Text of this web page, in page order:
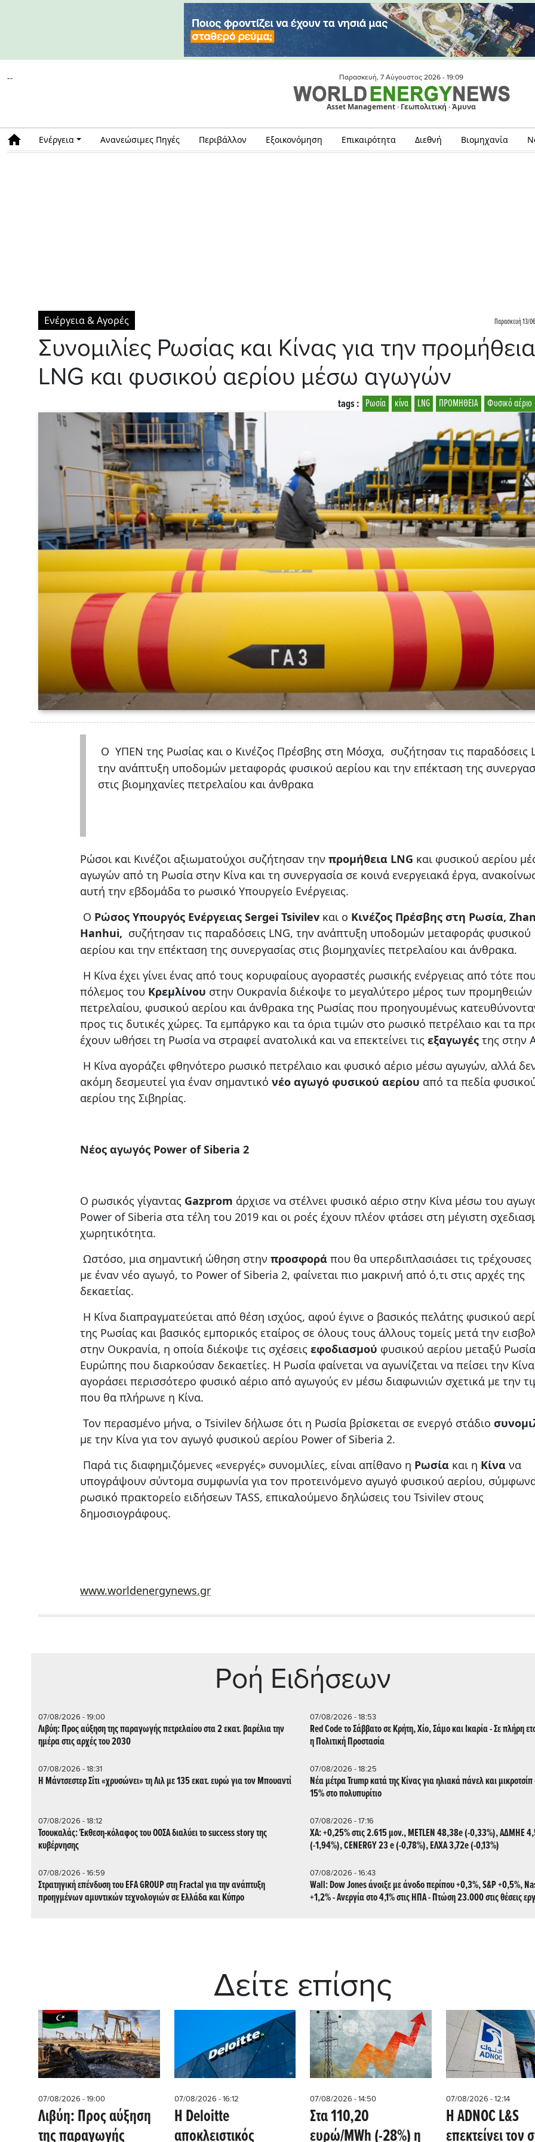
-- Παρασκευή, 7 Αύγουστος 2026 - 19:09
Asset Management · Γεωπολιτική · Άμυνα
Ενέργεια Ανανεώσιμες Πηγές Περιβάλλον Εξοικονόμηση Επικαιρότητα Διεθνή Βιομηχανία
Ενέργεια & Αγορές Παρασκευή 13/
Συνομιλίες Ρωσίας και Κίνας για την προμήθεια
LNG και φυσικού αερίου μέσω αγωγών
Φυσικό αέριο
ΠΡΟΜΗΘΕΙΑ
LNG
κίνα
Ρωσία
tags :
Ο ΥΠΕΝ της Ρωσίας και ο Κινέζος Πρέσβης στη Μόσχα, συζήτησαν τις παραδόσεις
την ανάπτυξη υποδομών μεταφοράς φυσικού αερίου και την επέκταση της
στις βιομηχανίες πετρελαίου και άνθρακα
Ρώσοι και Κινέζοι αξιωματούχοι συζήτησαν την προμήθεια LNG και φυσικού αερίου
αγωγών από τη Ρωσία στην Κίνα και τη συνεργασία σε κοινά ενεργειακά έργα,
αυτή την εβδομάδα το ρωσικό Υπουργείο Ενέργειας.
Ο Ρώσος Υπουργός Ενέργειας Sergei Tsivilev και ο Κινέζος Πρέσβης στη Ρωσία,
Hanhui, συζήτησαν τις παραδόσεις LNG, την ανάπτυξη υποδομών μεταφοράς φυσικού
αερίου και την επέκταση της συνεργασίας στις βιομηχανίες πετρελαίου και άνθρακα.
Η Κίνα έχει γίνει ένας από τους κορυφαίους αγοραστές ρωσικής ενέργειας από τότε
πόλεμος του Κρεμλίνου στην Ουκρανία διέκοψε το μεγαλύτερο μέρος των προμηθειών
πετρελαίου, φυσικού αερίου και άνθρακα της Ρωσίας που προηγουμένως
προς τις δυτικές χώρες. Τα εμπάργκο και τα όρια τιμών στο ρωσικό πετρέλαιο και τα
έχουν ωθήσει τη Ρωσία να στραφεί ανατολικά και να επεκτείνει τις εξαγωγές της στην
Η Κίνα αγοράζει φθηνότερο ρωσικό πετρέλαιο και φυσικό αέριο μέσω αγωγών, αλλά
ακόμη δεσμευτεί για έναν σημαντικό νέο αγωγό φυσικού αερίου από τα πεδία
αερίου της Σιβηρίας.
Νέος αγωγός Power of Siberia 2
Ο ρωσικός γίγαντας Gazprom άρχισε να στέλνει φυσικό αέριο στην Κίνα μέσω του
Power of Siberia στα τέλη του 2019 και οι ροές έχουν πλέον φτάσει στη μέγιστη
χωρητικότητα.
Ωστόσο, μια σημαντική ώθηση στην προσφορά που θα υπερδιπλασιάσει τις τρέχουσες
με έναν νέο αγωγό, το Power of Siberia 2, φαίνεται πιο μακρινή από ό,τι στις αρχές της
δεκαετίας.
Η Κίνα διαπραγματεύεται από θέση ισχύος, αφού έγινε ο βασικός πελάτης φυσικού
της Ρωσίας και βασικός εμπορικός εταίρος σε όλους τους άλλους τομείς μετά την
στην Ουκρανία, η οποία διέκοψε τις σχέσεις εφοδιασμού φυσικού αερίου μεταξύ
Ευρώπης που διαρκούσαν δεκαετίες. Η Ρωσία φαίνεται να αγωνίζεται να πείσει την
αγοράσει περισσότερο φυσικό αέριο από αγωγούς εν μέσω διαφωνιών σχετικά με την
που θα πλήρωνε η ​​Κίνα.
Τον περασμένο μήνα, ο Tsivilev δήλωσε ότι η Ρωσία βρίσκεται σε ενεργό στάδιο
με την Κίνα για τον αγωγό φυσικού αερίου Power of Siberia 2.
Παρά τις διαφημιζόμενες «ενεργές» συνομιλίες, είναι απίθανο η Ρωσία και η Κίνα να
υπογράψουν σύντομα συμφωνία για τον προτεινόμενο αγωγό φυσικού αερίου,
ρωσικό πρακτορείο ειδήσεων TASS, επικαλούμενο δηλώσεις του Tsivilev στους
δημοσιογράφους.
www.worldenergynews.gr
Ρoή Ειδήσεων
07/08/2026 - 19:00
Λιβύη: Προς αύξηση της παραγωγής πετρελαίου στα 2 εκατ. βαρέλια την
ημέρα στις αρχές του 2030
07/08/2026 - 18:53
Red Code το Σάββατο σε Κρήτη, Χίο, Σάμο και Ικαρία - Σε πλήρη
η Πολιτική Προστασία
07/08/2026 - 18:31
Η Μάντσεστερ Σίτι «χρυσώνει» τη Λιλ με 135 εκατ. ευρώ για τον Μπουαντί
07/08/2026 - 18:25
Νέα μέτρα Trump κατά της Κίνας για ηλιακά πάνελ και
15% στο πολυπυρίτιο
07/08/2026 - 18:12
Τσουκαλάς: Έκθεση-κόλαφος του ΟΟΣΑ διαλύει το success story της
κυβέρνησης
07/08/2026 - 17:16
ΧΑ: +0,25% στις 2.615 μον., METLEN 48,38e (-0,33%), ΑΔΜΗΕ
(-1,94%), CENERGY 23 e (-0,78%), ΕΛΧΑ 3,72e (-0,13%)
07/08/2026 - 16:59
Στρατηγική επένδυση του EFA GROUP στη Fractal για την ανάπτυξη
προηγμένων αμυντικών τεχνολογιών σε Ελλάδα και Κύπρο
07/08/2026 - 16:43
Wall: Dow Jones άνοιξε με άνοδο περίπου +0,3%, S&P +0,5%,
+1,2% - Ανεργία στο 4,1% στις ΗΠΑ - Πτώση 23.000 στις θέσεις
Δείτε επίσης
07/08/2026 - 19:00
Λιβύη: Προς αύξηση
της παραγωγής
07/08/2026 - 16:12
Η Deloitte
αποκλειστικός
07/08/2026 - 14:50
Στα 110,20
ευρώ/MWh (-28%) η
07/08/2026 - 12:14
Η ADNOC L&S
επεκτείνει τον